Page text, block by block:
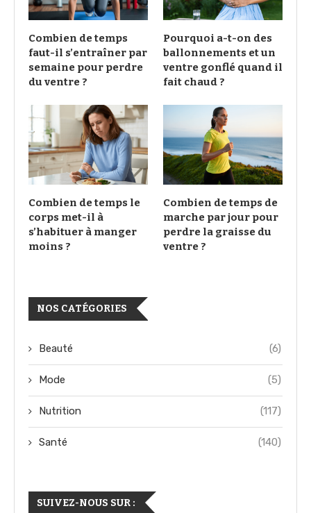
Combien de temps
faut-il s’entraîner par
semaine pour perdre
du ventre ?
Pourquoi a-t-on des
ballonnements et un
ventre gonflé quand il
fait chaud ?
Combien de temps le
corps met-il à
s’habituer à manger
moins ?
Combien de temps de
marche par jour pour
perdre la graisse du
ventre ?
NOS CATÉGORIES
Beauté (6)
Mode (5)
Nutrition (117)
Santé (140)
SUIVEZ-NOUS SUR :